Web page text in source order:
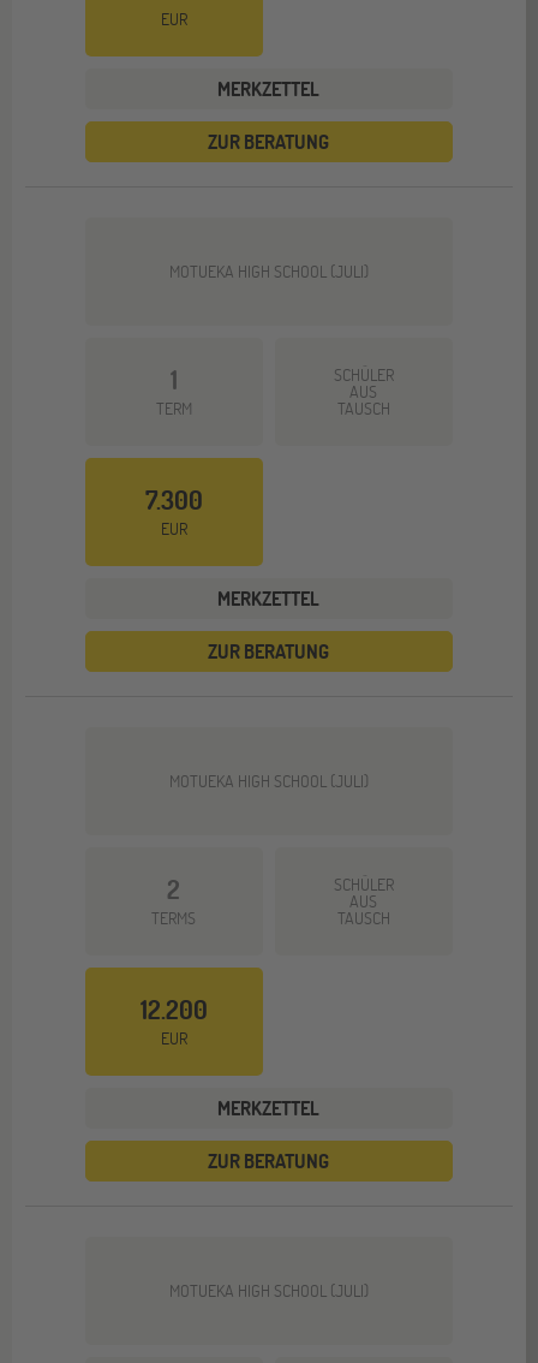
EUR
MERKZETTEL
ZUR BERATUNG
MOTUEKA HIGH SCHOOL (JULI)
1
TERM
SCHÜLER
AUS
TAUSCH
7.300
EUR
MERKZETTEL
ZUR BERATUNG
MOTUEKA HIGH SCHOOL (JULI)
2
TERMS
SCHÜLER
AUS
TAUSCH
12.200
EUR
MERKZETTEL
ZUR BERATUNG
MOTUEKA HIGH SCHOOL (JULI)